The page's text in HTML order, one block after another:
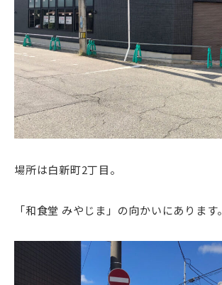
場所は白新町2丁目。
「和食堂 みやじま」の向かいにあります。